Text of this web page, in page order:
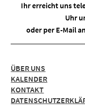
Ihr erreicht uns
Uhr
oder per E-Mail an
ÜBER UNS
KALENDER
KONTAKT